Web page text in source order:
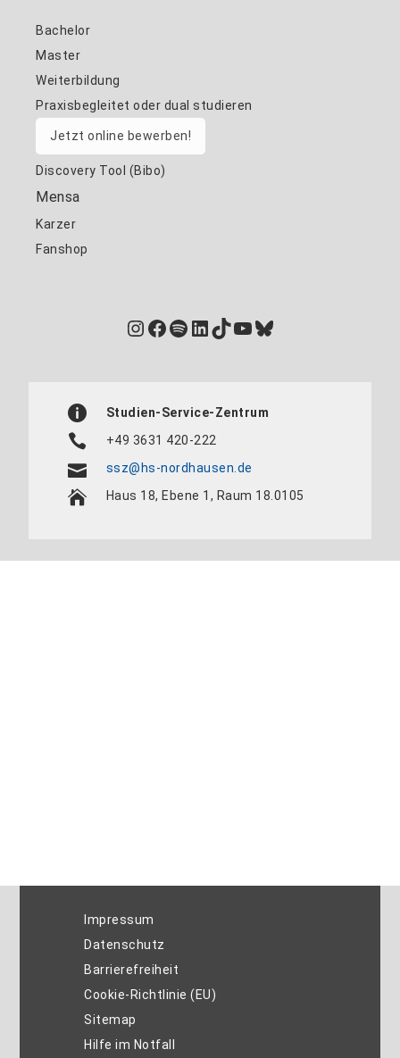
Bachelor
Master
Weiterbildung
Praxisbegleitet oder dual studieren
Jetzt online bewerben!
Discovery Tool (Bibo)
Mensa
Karzer
Fanshop
Instagram
Facebook
Spotify
LinkedIn
TikTok
YouTube
Bluesky
Studien-Service-Zentrum
+49 3631 420-222
ssz@hs-nordhausen.de
Haus 18, Ebene 1, Raum 18.0105
Impressum
Datenschutz
Barrierefreiheit
Cookie-Richtlinie (EU)
Sitemap
Hilfe im Notfall